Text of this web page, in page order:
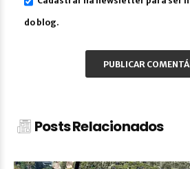
do blog.
Posts Relacionados